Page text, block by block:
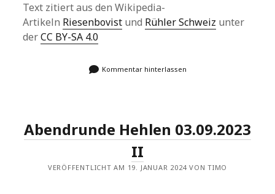
Text zitiert aus den Wikipedia-
Artikeln Riesenbovist und Rühler Schweiz unter
derCC BY-SA 4.0
Kommentar hinterlassen
Abendrunde Hehlen 03.09.2023
II
VERÖFFENTLICHT AM 19. JANUAR 2024 VON TIMO